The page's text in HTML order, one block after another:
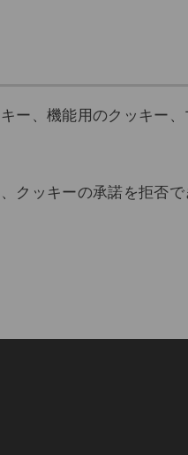
ー、機能用のクッキー
クッキーの承諾を拒否